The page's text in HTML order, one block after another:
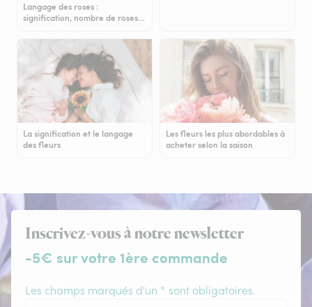
Langage des roses :
signification, nombre de roses…
La signification et le langage
des fleurs
Les fleurs les plus abordables à
acheter selon la saison
Inscrivez-vous à notre newsletter
-5€ sur votre 1ère commande
Les champs marqués d'un * sont obligatoires.